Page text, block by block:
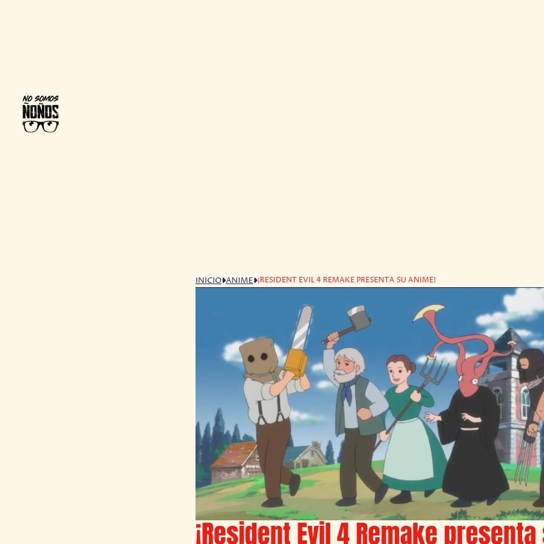
INICIO ANIME ¡RESIDENT EVIL 4 REMAKE PRESENTA SU ANIME!
¡Resident Evil 4 Remake